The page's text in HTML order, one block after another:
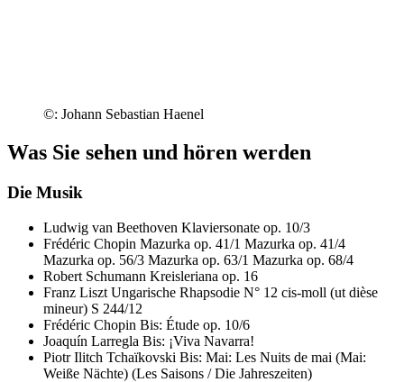
©: Johann Sebastian Haenel
Was Sie sehen und hören werden
Die Musik
Ludwig van Beethoven Klaviersonate op. 10/3
Frédéric Chopin Mazurka op. 41/1 Mazurka op. 41/4
Mazurka op. 56/3 Mazurka op. 63/1 Mazurka op. 68/4
Robert Schumann Kreisleriana op. 16
Franz Liszt Ungarische Rhapsodie N° 12 cis-moll (ut dièse
mineur) S 244/12
Frédéric Chopin Bis: Étude op. 10/6
Joaquín Larregla Bis: ¡Viva Navarra!
Piotr Ilitch Tchaïkovski Bis: Mai: Les Nuits de mai (Mai:
Weiße Nächte) (Les Saisons / Die Jahreszeiten)